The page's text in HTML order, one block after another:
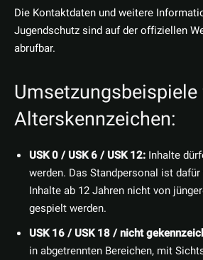
Die Kontaktdaten und weitere
Jugendschutz sind auf der offiziellen
abrufbar.
Umsetzungsbeispiele
Alterskennzeichen:
USK 0 / USK 6 / USK 12: Inhalte
werden. Das Standpersonal ist
Inhalte ab 12 Jahren nicht von
gespielt werden.
USK 16 / USK 18 / nicht
in abgetrennten Bereichen, mit